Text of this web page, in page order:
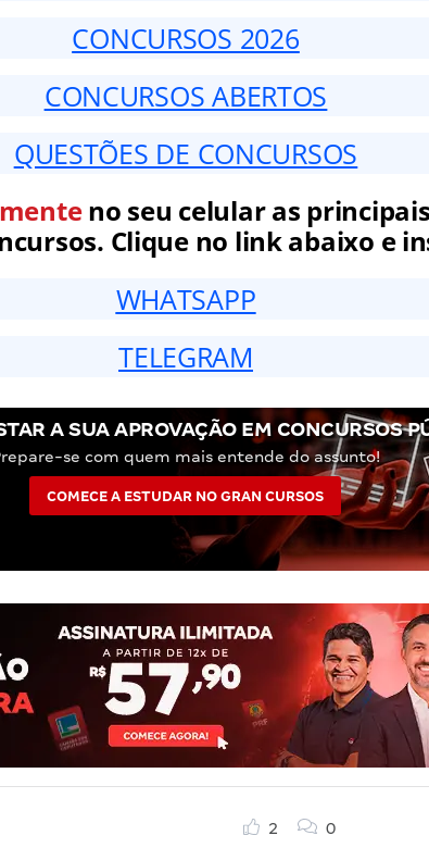
CONCURSOS 2026
CONCURSOS ABERTOS
QUESTÕES DE CONCURSOS
no seu celular as
Clique no link abaixo e
WHATSAPP
TELEGRAM
A SUA APROVAÇÃO EM CONCURSOS
se com quem mais entende do assunto!
COMECE A ESTUDAR NO GRAN CURSOS
2 0